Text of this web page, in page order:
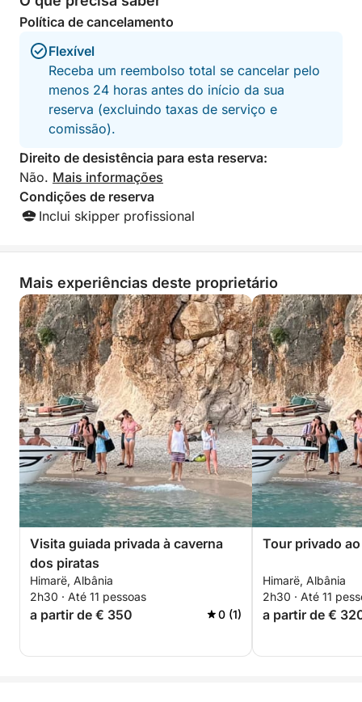
Política de cancelamento
Flexível
Receba um reembolso total se cancelar pelo
menos 24 horas antes do início da sua
reserva (excluindo taxas de serviço e
comissão).
Direito de desistência para esta reserva:
Não. Mais informações
Condições de reserva
Inclui skipper profissional
Mais experiências deste proprietário
Visita guiada privada à caverna
dos piratas
Himarë, Albânia
2h30 · Até 11 pessoas
a partir de € 350 0 (1)
Tour privado
Himarë, Albânia
2h30 · Até 11
a partir de €